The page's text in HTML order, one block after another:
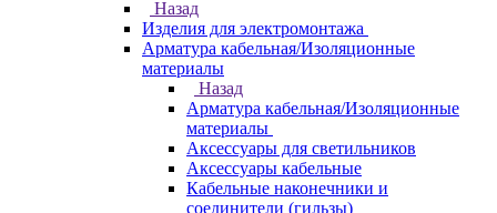
Назад
Изделия для электромонтажа
Арматура кабельная/Изоляционные
материалы
Назад
Арматура кабельная/Изоляционные
материалы
Аксессуары для светильников
Аксессуары кабельные
Кабельные наконечники и
соединители (гильзы)